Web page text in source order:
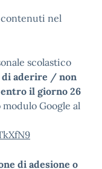
contenuti nel
scolastico
di aderire / non
entro il giorno 26
modulo Google al
di adesione o